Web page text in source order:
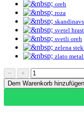
oreh
roza
svetel hrast
svetli oreh
zelena
zlato
−
+
Dem Warenkorb hinzufügen